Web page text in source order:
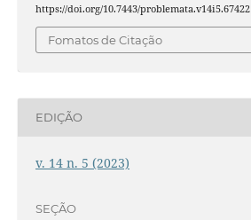
https://doi.org/10.7443/problemata.v14i5.67422
Fomatos de Citação
EDIÇÃO
v. 14 n. 5 (2023)
SEÇÃO